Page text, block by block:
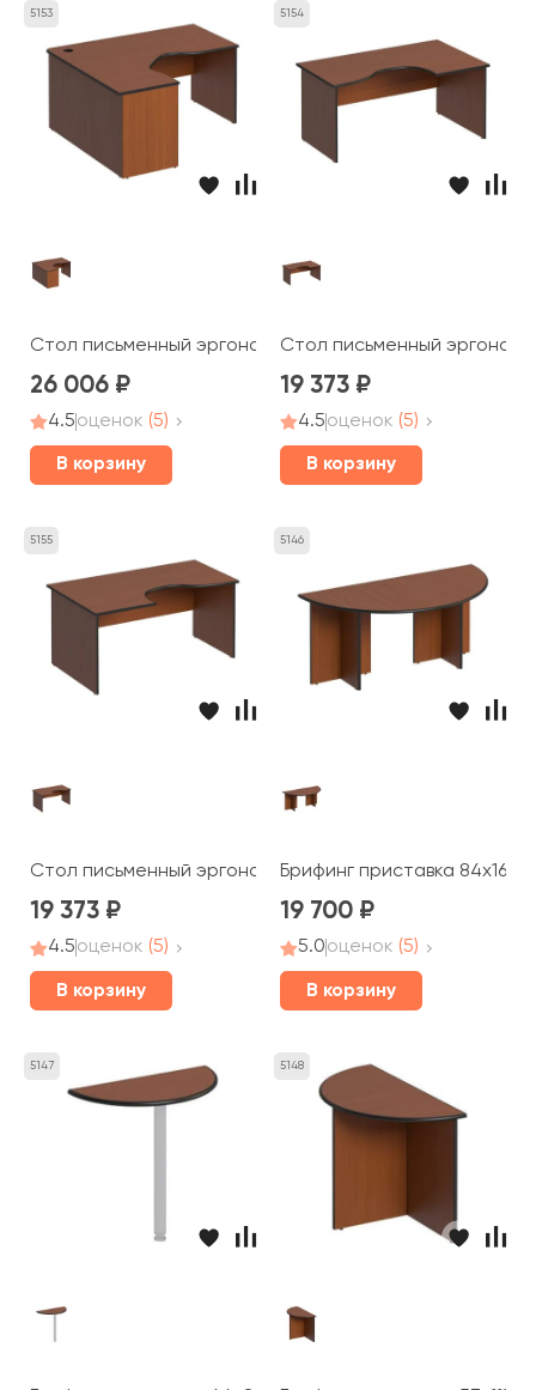
5153
Стол письменный эргономичный левый 160x140x75
26 006
4.5оценок (5)
В корзину
5154
Стол письменный
19 373
4.5оценок (5)
В корзину
5155
Стол письменный эргономичный левый 160x98x75 Дин-Р
19 373
4.5оценок (5)
В корзину
5146
Брифинг приставка
19 700
5.0оценок (5)
В корзину
5147 5148